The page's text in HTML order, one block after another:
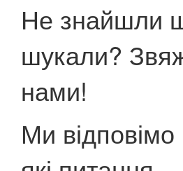
Не знайшли
шукали?
нами!
Ми